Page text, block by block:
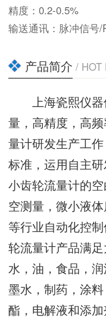
精度：0.2-0.5%
输送通讯：脉冲信号/
产品简介 / HOT
上海瓷熙仪器
量，高精度，高
量计研发生产工
标准，运用自主
小齿轮流量计的
空测量，微小液
等行业自动化控
轮流量计产品满
水，油，食品，
墨水，制药，涂
酯，电解液和添加